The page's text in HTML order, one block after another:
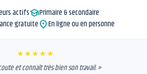
actifsschoolPrimaire & secondaire
gratuitelocation_onEn ligne ou en personne
★★★★★
et connaît très bien son travail. »